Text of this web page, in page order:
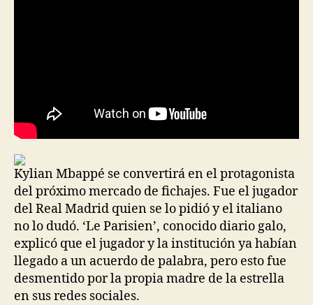
Kylian Mbappé se convertirá en el protagonista
del próximo mercado de fichajes. Fue el jugador
del Real Madrid quien se lo pidió y el italiano
no lo dudó. ‘Le Parisien’, conocido diario galo,
explicó que el jugador y la institución ya habían
llegado a un acuerdo de palabra, pero esto fue
desmentido por la propia madre de la estrella
en sus redes sociales.